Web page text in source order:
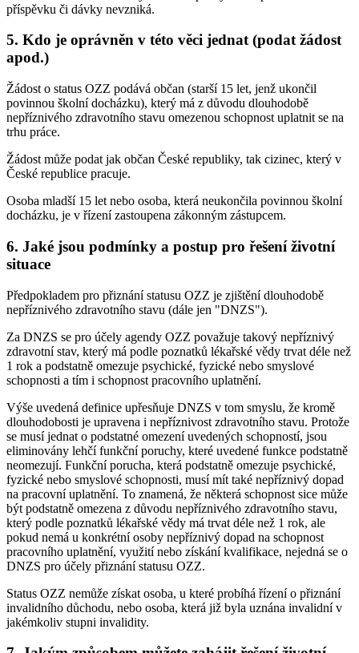
příspěvku či dávky nevzniká.
5. Kdo je oprávněn v této věci jednat (podat žádost
apod.)
Žádost o status OZZ podává občan (starší 15 let, jenž ukončil
povinnou školní docházku), který má z důvodu dlouhodobě
nepříznivého zdravotního stavu omezenou schopnost uplatnit se na
trhu práce.
Žádost může podat jak občan České republiky, tak cizinec, který v
České republice pracuje.
Osoba mladší 15 let nebo osoba, která neukončila povinnou školní
docházku, je v řízení zastoupena zákonným zástupcem.
6. Jaké jsou podmínky a postup pro řešení životní
situace
Předpokladem pro přiznání statusu OZZ je zjištění dlouhodobě
nepříznivého zdravotního stavu (dále jen "DNZS").
Za DNZS se pro účely agendy OZZ považuje takový nepříznivý
zdravotní stav, který má podle poznatků lékařské vědy trvat déle než
1 rok a podstatně omezuje psychické, fyzické nebo smyslové
schopnosti a tím i schopnost pracovního uplatnění.
Výše uvedená definice upřesňuje DNZS v tom smyslu, že kromě
dlouhodobosti je upravena i nepříznivost zdravotního stavu. Protože
se musí jednat o podstatné omezení uvedených schopností, jsou
eliminovány lehčí funkční poruchy, které uvedené funkce podstatně
neomezují. Funkční porucha, která podstatně omezuje psychické,
fyzické nebo smyslové schopnosti, musí mít také nepříznivý dopad
na pracovní uplatnění. To znamená, že některá schopnost sice může
být podstatně omezena z důvodu nepříznivého zdravotního stavu,
který podle poznatků lékařské vědy má trvat déle než 1 rok, ale
pokud nemá u konkrétní osoby nepříznivý dopad na schopnost
pracovního uplatnění, využití nebo získání kvalifikace, nejedná se o
DNZS pro účely přiznání statusu OZZ.
Status OZZ nemůže získat osoba, u které probíhá řízení o přiznání
invalidního důchodu, nebo osoba, která již byla uznána invalidní v
jakémkoliv stupni invalidity.